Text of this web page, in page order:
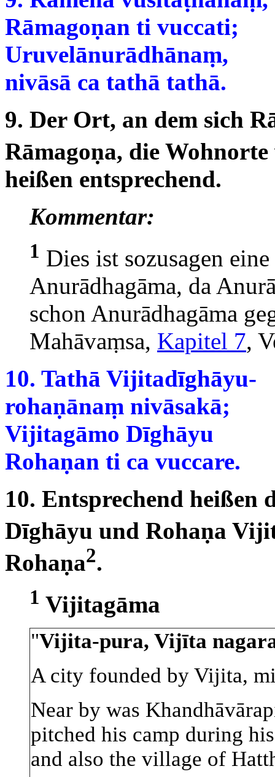
Rāmagoṇan ti vuccati;
Uruvelānurādhānaṃ,
nivāsā ca tathā tathā.
9. Der Ort, an dem sich
Rāmagoṇa, die
heißen entsprechend.
Kommentar:
1 Dies ist sozusagen
Anurādhagāma, da
schon Anurādhagāma
Mahāvaṃsa, Kapitel 7,
10. Tathā Vijitadīghāyu-
rohaṇānaṃ nivāsakā;
Vijitagāmo Dīghāyu
Rohaṇan ti ca vuccare.
10. Entsprechend
Dīghāyu und Rohaṇa
Rohaṇa2.
1 Vijitagāma
"Vijita-pura, Vijīta
A city founded by Vijita,
Near by was
pitched his camp during
and also the village of